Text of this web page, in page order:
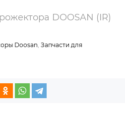
DOOSAN (IR)
Doosan Запчасти для